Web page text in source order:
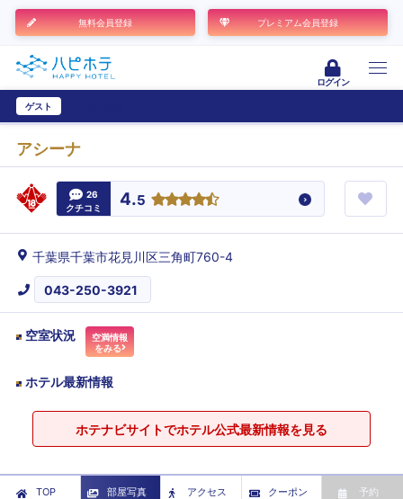
無料会員登録 プレミアム会員登録
ログイン
ゲスト
アシーナ
26
クチコミ
4.5
千葉県千葉市花見川区三角町760-4
043-250-3921
空室状況
空満情報
をみる
ホテル最新情報
ホテナビサイトでホテル公式最新情報を見る
TOP 部屋写真
アクセス
クーポン 予約